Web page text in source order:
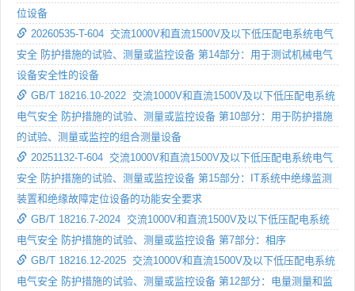
位设备
20260535-T-604 交流1000V和直流1500V及以下低压配电系统电气
安全 防护措施的试验、测量或监控设备 第14部分：用于测试机械电气
设备安全性的设备
GB/T 18216.10-2022 交流1000V和直流1500V及以下低压配电系统
电气安全 防护措施的试验、测量或监控设备 第10部分：用于防护措施
的试验、测量或监控的组合测量设备
20251132-T-604 交流1000V和直流1500V及以下低压配电系统电气
安全 防护措施的试验、测量或监控设备 第15部分：IT系统中绝缘监测
装置和绝缘故障定位设备的功能安全要求
GB/T 18216.7-2024 交流1000V和直流1500V及以下低压配电系统
电气安全 防护措施的试验、测量或监控设备 第7部分：相序
GB/T 18216.12-2025 交流1000V和直流1500V及以下低压配电系统
电气安全 防护措施的试验、测量或监控设备 第12部分：电量测量和监